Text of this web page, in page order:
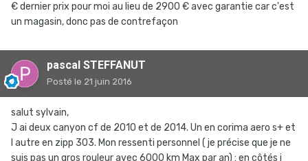
€ dernier prix pour moi au lieu de 2900 € avec garantie car c'est
un magasin, donc pas de contrefaçon
pascal STEFFANUT
Posté le 21 juin 2016
salut sylvain,
J ai deux canyon cf de 2010 et de 2014. Un en corima aero s+ et
l autre en zipp 303. Mon ressenti personnel ( je précise que je ne
suis pas un gros rouleur avec 6000 km Max par an) : en côtés j